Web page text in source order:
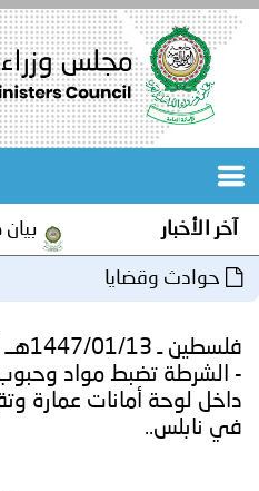
الرئيسية
المجلس
مؤتمرات
و
جهود
آخر الأخبار بيان
حوادث وقضايا
- الشرطة تضبط مواد وحبوب
داخل لوحة أمانات عمارة
في نابلس..